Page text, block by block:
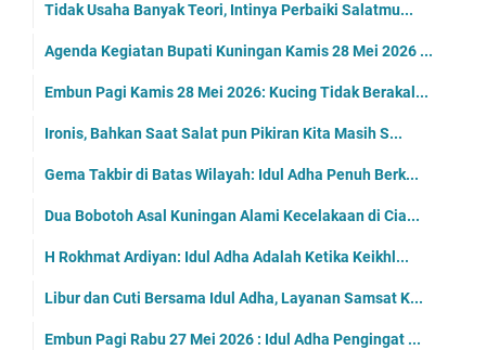
Tidak Usaha Banyak Teori, Intinya Perbaiki Salatmu...
Agenda Kegiatan Bupati Kuningan Kamis 28 Mei 2026 ...
Embun Pagi Kamis 28 Mei 2026: Kucing Tidak Berakal...
Ironis, Bahkan Saat Salat pun Pikiran Kita Masih S...
Gema Takbir di Batas Wilayah: Idul Adha Penuh Berk...
Dua Bobotoh Asal Kuningan Alami Kecelakaan di Cia...
H Rokhmat Ardiyan: Idul Adha Adalah Ketika Keikhl...
Libur dan Cuti Bersama Idul Adha, Layanan Samsat K...
Embun Pagi Rabu 27 Mei 2026 : Idul Adha Pengingat ...